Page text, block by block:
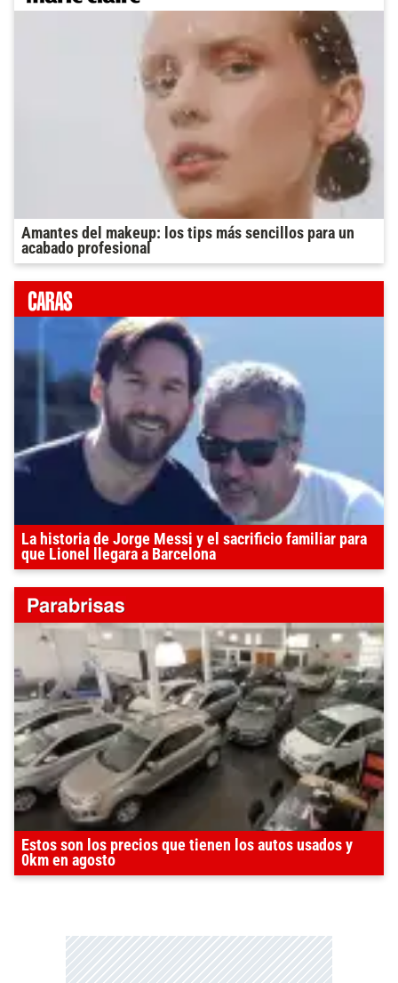
Amantes del makeup: los tips más sencillos para un
acabado profesional
La historia de Jorge Messi y el sacrificio familiar para
que Lionel llegara a Barcelona
Estos son los precios que tienen los autos usados y
0km en agosto